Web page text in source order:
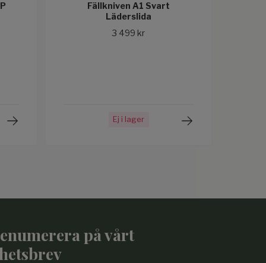
Fällkniven A1 Svart
Läderslida
3 499 kr
Ej i lager
på vårt